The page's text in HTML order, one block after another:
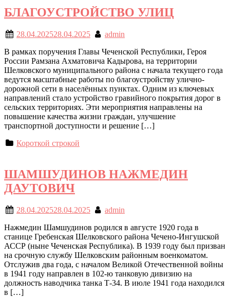
БЛАГОУСТРОЙСТВО УЛИЦ
28.04.202528.04.2025
admin
В рамках поручения Главы Чеченской Республики, Героя
России Рамзана Ахматовича Кадырова, на территории
Шелковского муниципального района с начала текущего года
ведутся масштабные работы по благоустройству улично-
дорожной сети в населённых пунктах. Одним из ключевых
направлений стало устройство гравийного покрытия дорог в
сельских территориях. Эти мероприятия направлены на
повышение качества жизни граждан, улучшение
транспортной доступности и решение […]
Короткой строкой
ШАМШУДИНОВ НАЖМЕДИН
ДАУТОВИЧ
28.04.202528.04.2025
admin
Нажмедин Шамшудинов родился в августе 1920 года в
станице Гребенская Шелковского района Чечено-Ингушской
АССР (ныне Чеченская Республика). В 1939 году был призван
на срочную службу Шелковским районным военкоматом.
Отслужив два года, с началом Великой Отечественной войны
в 1941 году направлен в 102-ю танковую дивизию на
должность наводчика танка Т-34. В июле 1941 года находился
в […]